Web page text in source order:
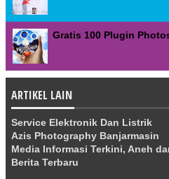
Gratis 100 Plugin
ARTIKEL LAIN
Service Elektronik Dan Listrik
Azis Photography Banjarmasin
Media Informasi Terkini, Aneh
Berita Terbaru